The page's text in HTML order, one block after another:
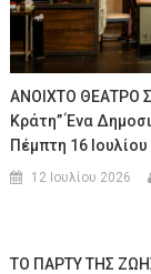
ΑΝΟΙΧΤΟ ΘΕΑΤΡΟ
Κράτη” Ένα
Πέμπτη 16
12 Ιουλίου 2026
ΤΟ ΠΑΡΤΥ ΤΗΣ